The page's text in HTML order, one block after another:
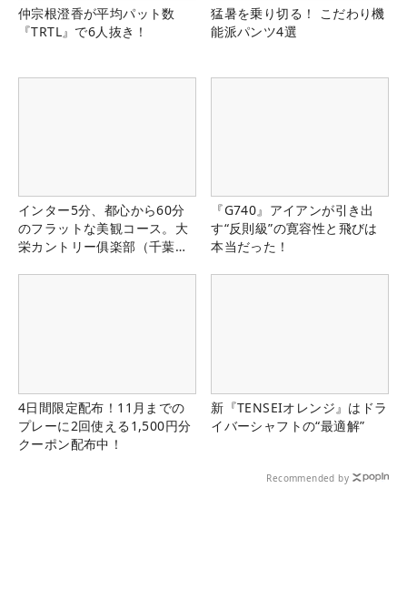
仲宗根澄香が平均パット数
『TRTL』で6人抜き！
猛暑を乗り切る！ こだわり機
能派パンツ4選
インター5分、都心から60分
のフラットな美観コース。大
栄カントリー俱楽部（千葉
『G740』アイアンが引き出
す“反則級”の寛容性と飛びは
本当だった！
4日間限定配布！11月までの
プレーに2回使える1,500円分
クーポン配布中！
新『TENSEIオレンジ』はドラ
イバーシャフトの“最適解”
Recommended by